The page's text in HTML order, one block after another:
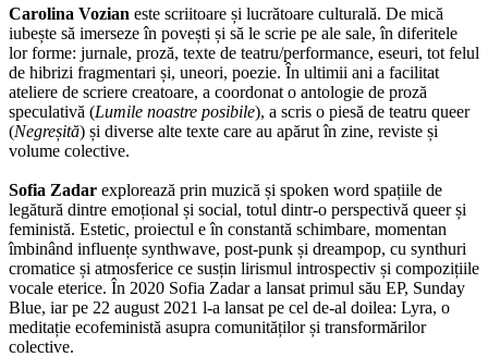
Carolina Vozian este scriitoare și lucrătoare culturală. De mică
iubește să imerseze în povești și să le scrie pe ale sale, în diferitele
lor forme: jurnale, proză, texte de teatru/performance, eseuri, tot felul
de hibrizi fragmentari și, uneori, poezie. În ultimii ani a facilitat
ateliere de scriere creatoare, a coordonat o antologie de proză
speculativă (Lumile noastre posibile), a scris o piesă de teatru queer
(Negreșită) și diverse alte texte care au apărut în zine, reviste și
volume colective.
Sofia Zadar explorează prin muzică și spoken word spațiile de
legătură dintre emoțional și social, totul dintr-o perspectivă queer și
feministă. Estetic, proiectul e în constantă schimbare, momentan
îmbinând influențe synthwave, post-punk și dreampop, cu synthuri
cromatice și atmosferice ce susțin lirismul introspectiv și compozițiile
vocale eterice. În 2020 Sofia Zadar a lansat primul său EP, Sunday
Blue, iar pe 22 august 2021 l-a lansat pe cel de-al doilea: Lyra, o
meditație ecofeministă asupra comunităților și transformărilor
colective.